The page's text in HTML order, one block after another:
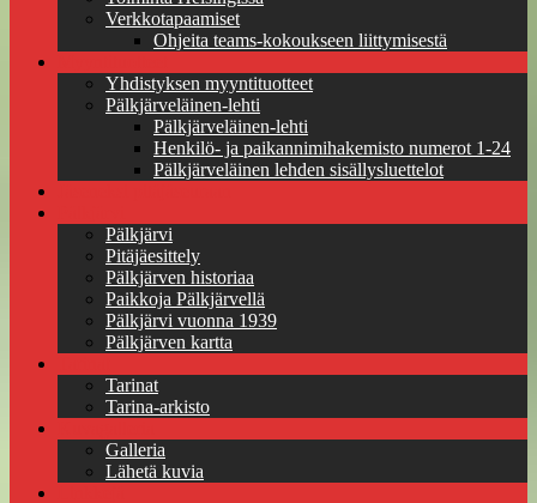
Verkkotapaamiset
Ohjeita teams-kokoukseen liittymisestä
Yhdistyksen myyntituotteet
Pälkjärveläinen-lehti
Pälkjärveläinen-lehti
Henkilö- ja paikannimihakemisto numerot 1-24
Pälkjärveläinen lehden sisällysluettelot
Pälkjärvi
Pitäjäesittely
Pälkjärven historiaa
Paikkoja Pälkjärvellä
Pälkjärvi vuonna 1939
Pälkjärven kartta
Tarinat
Tarina-arkisto
Galleria
Lähetä kuvia